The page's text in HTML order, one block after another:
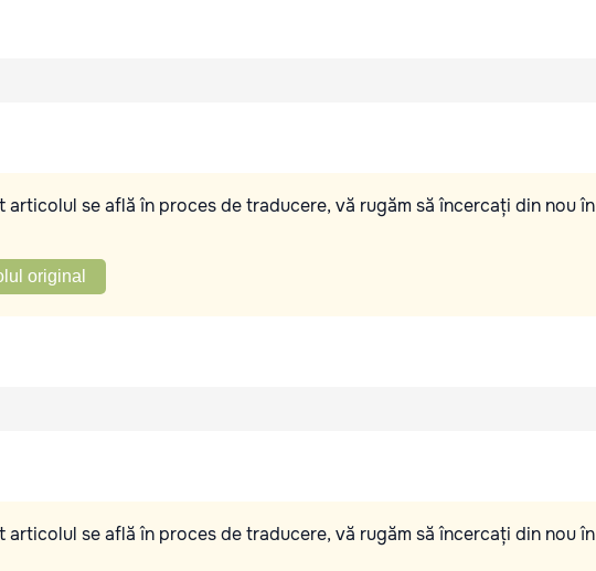
articolul se află în proces de traducere, vă rugăm să încercați din nou în
original
articolul se află în proces de traducere, vă rugăm să încercați din nou în